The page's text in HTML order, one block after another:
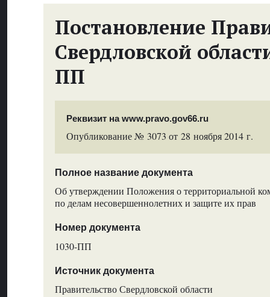
Постановление
Свердловской
ПП
Реквизит на www.pravo.gov66.ru
Опубликование № 3073 от 28 ноября 2014 г.
Полное название документа
Об утверждении Положения о территориальной
по делам несовершеннолетних и защите их прав
Номер документа
1030-ПП
Источник документа
Правительство Свердловской области